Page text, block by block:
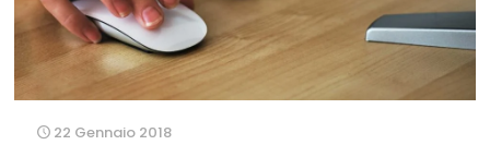
22 Gennaio 2018